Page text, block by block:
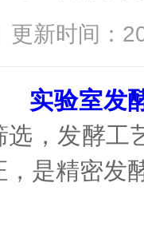
更新时间
实验室发
选，发酵工
，是精密发